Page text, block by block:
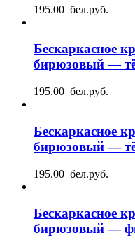
195.00 бел.руб.
Бескаркасное
бирюзовый —
195.00 бел.руб.
Бескаркасное
бирюзовый —
195.00 бел.руб.
Бескаркасное
бирюзовый —